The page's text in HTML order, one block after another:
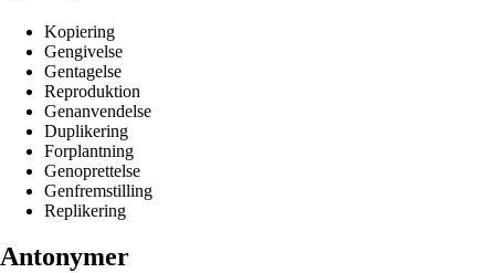
Kopiering
Gengivelse
Gentagelse
Reproduktion
Genanvendelse
Duplikering
Forplantning
Genoprettelse
Genfremstilling
Replikering
Antonymer